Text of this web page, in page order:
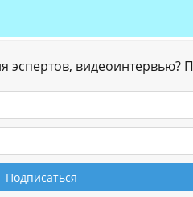
эспертов,